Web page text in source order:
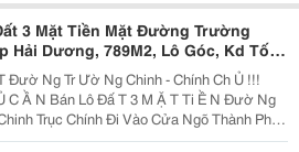
3 Mặt Tiền Mặt Đường Trường
Hải Dương, 789M2, Lô Góc, Kd Tốt,
Đườ Ng Tr Ườ Ng Chinh - Chính Ch Ủ !!!
C Ầ N Bán Lô Đấ T 3 M Ặ T Ti Ề N Đườ Ng
Trục Chính Đi Vào Cửa Ngõ Thành Ph Ố
3 M Ặ T Ti Ề